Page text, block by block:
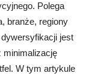
Polega
branże, regiony
jest
minimalizację
W tym artykule